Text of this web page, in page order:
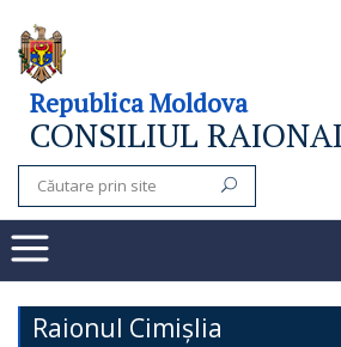
Consiliul
raional
Noutăți
Subdiviziuni
Republica Moldova
CONSILIUL
Raionul Cimișlia